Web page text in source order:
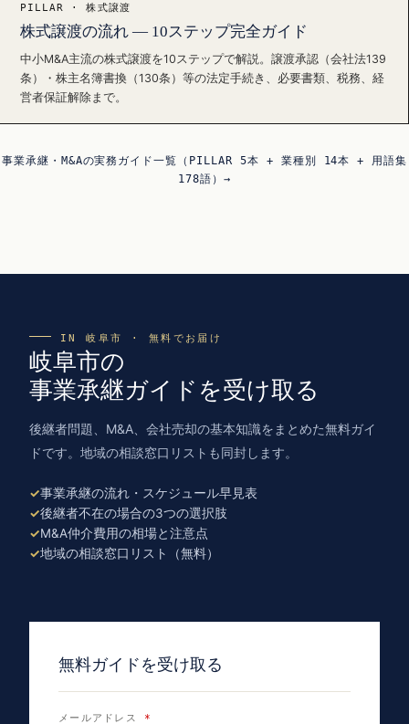
PILLAR · 株式譲渡
株式譲渡の流れ — 10ステップ完全ガイド
中小M&A主流の株式譲渡を10ステップで解説。譲渡承認（会社法139
条）・株主名簿書換（130条）等の法定手続き、必要書類、税務、経
営者保証解除まで。
事業承継・M&Aの実務ガイド一覧（PILLAR 5本 + 業種別 14本 + 用語集
178語）→
IN 岐阜市 · 無料でお届け
岐阜市の
事業承継ガイドを受け取る
後継者問題、M&A、会社売却の基本知識をまとめた無料ガイ
ドです。地域の相談窓口リストも同封します。
事業承継の流れ・スケジュール早見表
後継者不在の場合の3つの選択肢
M&A仲介費用の相場と注意点
地域の相談窓口リスト（無料）
無料ガイドを受け取る
メールアドレス *